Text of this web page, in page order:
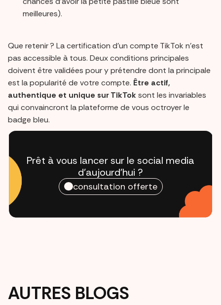
meilleures).
Que retenir ? La certification d’un compte TikTok n’est
pas accessible à tous. Deux conditions principales
doivent être validées pour y prétendre dont la principale
est la popularité de votre compte. Être actif,
authentique et unique sur TikTok sont les invariables
qui convaincront la plateforme de vous octroyer le
badge bleu.
Prêt à vous lancer sur le social media
d'aujourd'hui ?
consultation offerte
AUTRES BLOGS